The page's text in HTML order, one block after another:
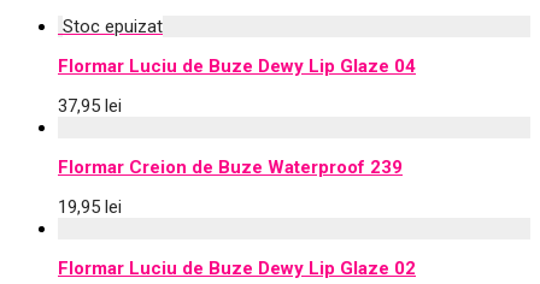
Flormar Luciu de Buze Dewy Lip Glaze 04
37,95 lei
Flormar Creion de Buze Waterproof 239
19,95 lei
Flormar Luciu de Buze Dewy Lip Glaze 02